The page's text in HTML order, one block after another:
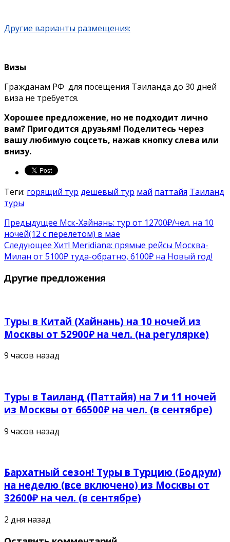
Другие варианты размещения:
Визы
Гражданам РФ для посещения Таиланда до 30 дней
виза не требуется.
Хорошее предложение, но не подходит лично
вам? Пригодится друзьям! Поделитесь через
вашу любимую соцсеть, нажав кнопку слева или
внизу.
Теги: горящий тур дешевый тур май паттайя Таиланд
туры
Предыдущее Мск-Хайнань: тур от 12700₽/чел. на 10
ночей(12 с перелетом) в мае
Следующее Хит! Meridiana: прямые рейсы Москва-
Милан от 5100₽ туда-обратно, 6100₽ на Новый год!
Другие предложения
Туры в Китай (Хайнань) на 10 ночей из
Москвы от 52900₽ на чел. (на регулярке)
9 часов назад
Туры в Таиланд (Паттайя) на 7 и 11 ночей
из Москвы от 66500₽ на чел. (в сентябре)
9 часов назад
Бархатный сезон! Туры в Турцию (Бодрум)
на неделю (все включено) из Москвы от
32600₽ на чел. (в сентябре)
2 дня назад